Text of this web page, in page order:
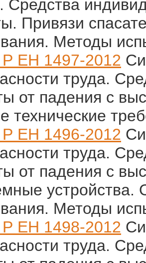
Средства
Привязи
Методы
ЕН 1497-2012
труда.
от падения с
технические
ЕН 1496-2012
труда.
от падения с
устройства.
Методы
ЕН 1498-2012
труда.